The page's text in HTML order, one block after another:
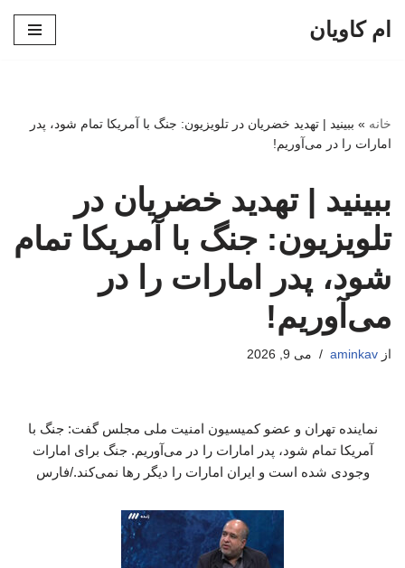
ام کاویان
خانه » ببینید | تهدید خضریان در تلویزیون: جنگ با آمریکا تمام شود، پدر
امارات را در می‌آوریم!
ببینید | تهدید خضریان در
تلویزیون: جنگ با آمریکا تمام
شود، پدر امارات را در
می‌آوریم!
از aminkav می 9, 2026
نماینده تهران و عضو کمیسیون امنیت ملی مجلس گفت: جنگ با
آمریکا تمام شود، پدر امارات را در می‌آوریم. جنگ برای امارات
وجودی شده است و ایران امارات را دیگر رها نمی‌کند./فارس